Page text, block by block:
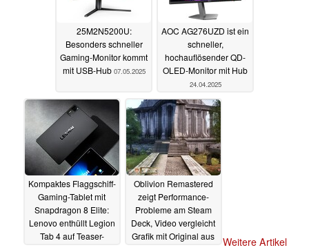
25M2N5200U:
Besonders schneller
Gaming-Monitor kommt
mit USB-Hub 07.05.2025
AOC AG276UZD ist ein
schneller,
hochauflösender QD-
OLED-Monitor mit Hub
24.04.2025
Kompaktes Flaggschiff-
Gaming-Tablet mit
Snapdragon 8 Elite:
Lenovo enthüllt Legion
Tab 4 auf Teaser-
Oblivion Remastered
zeigt Performance-
Probleme am Steam
Deck, Video vergleicht
Grafik mit Original aus
Weitere Artikel